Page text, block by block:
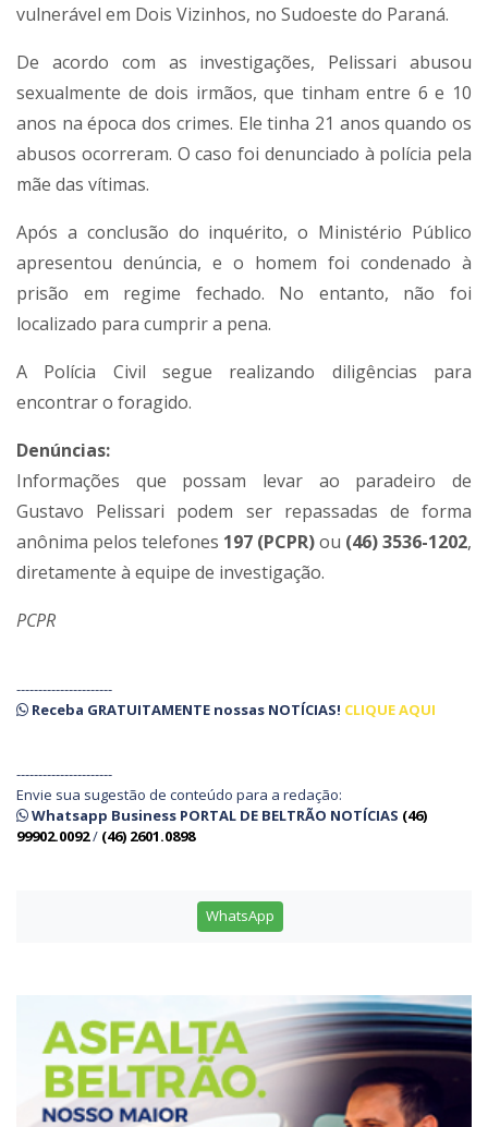
vulnerável em Dois Vizinhos, no Sudoeste do Paraná.
De acordo com as investigações, Pelissari abusou
sexualmente de dois irmãos, que tinham entre 6 e 10
anos na época dos crimes. Ele tinha 21 anos quando os
abusos ocorreram. O caso foi denunciado à polícia pela
mãe das vítimas.
Após a conclusão do inquérito, o Ministério Público
apresentou denúncia, e o homem foi condenado à
prisão em regime fechado. No entanto, não foi
localizado para cumprir a pena.
A Polícia Civil segue realizando diligências para
encontrar o foragido.
Denúncias:
Informações que possam levar ao paradeiro de
Gustavo Pelissari podem ser repassadas de forma
anônima pelos telefones 197 (PCPR)ou (46) 3536-1202,
diretamente à equipe de investigação.
PCPR
----------------------
Receba GRATUITAMENTE nossas NOTÍCIAS! CLIQUE AQUI
----------------------
Envie sua sugestão de conteúdo para a redação:
Whatsapp Business PORTAL DE BELTRÃO NOTÍCIAS (46)
99902.0092/ (46) 2601.0898
WhatsApp